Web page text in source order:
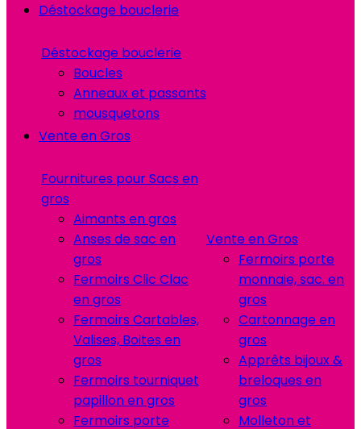
Déstockage bouclerie
Déstockage bouclerie
Boucles
Anneaux et passants
mousquetons
Vente en Gros
Fournitures pour Sacs en
gros
Aimants en gros
Anses de sac en
gros
Fermoirs Clic Clac
en gros
Fermoirs Cartables,
Valises, Boites en
gros
Fermoirs tourniquet
papillon en gros
Fermoirs porte
Vente en Gros
Fermoirs porte
monnaie, sac. en
gros
Cartonnage en
gros
Apprêts bijoux &
breloques en
gros
Molleton et